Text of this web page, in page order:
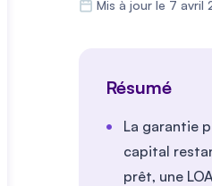
Mis à jour le 7 avril
Résumé
La garantie
capital
prêt, une